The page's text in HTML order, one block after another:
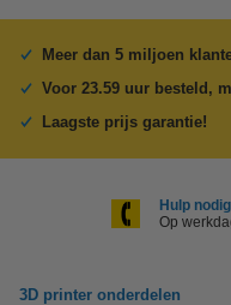
Meer dan 5 miljoen
Voor 23.59 uur besteld,
Laagste prijs garantie!
Hulp
Op
3D printer onderdelen